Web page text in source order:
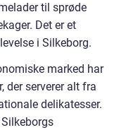
til sprøde
Det er et
i Silkeborg.
marked har
der serverer alt fra
delikatesser.